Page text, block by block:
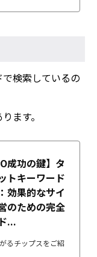
検索しているの
ます。
成功の鍵】タ
トキーワード
効果的なサイ
のための完全
...
るチップスをご紹